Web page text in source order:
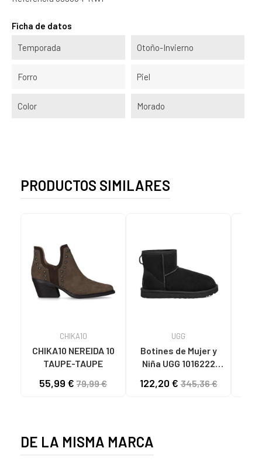
Ficha de datos
Temporada Otoño-Invierno
Forro Piel
Color Morado
PRODUCTOS SIMILARES
CHIKA10
CHIKA10 NEREIDA 10
TAUPE-TAUPE
55,99 € 79,99 €
UGG
Botines de Mujer y
Niña UGG 1016222
BLACK
122,20 €345,36 €
DE LA MISMA MARCA